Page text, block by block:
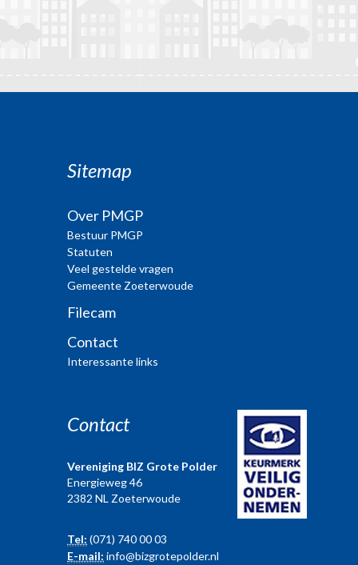
Sitemap
Over PMGP
Bestuur PMGP
Statuten
Veel gestelde vragen
Gemeente Zoeterwoude
Filecam
Contact
Interessante links
Contact
Vereniging BIZ Grote Polder
Energieweg 46
2382 NL Zoeterwoude
Tel: (071) 740 00 03
E-mail: info@bizgrotepolder.nl